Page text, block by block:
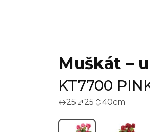
Muškát –
KT7700
25 25 40cm